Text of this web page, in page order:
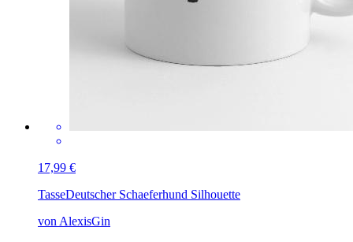
17,99 €
TasseDeutscher Schaeferhund Silhouette
von AlexisGin